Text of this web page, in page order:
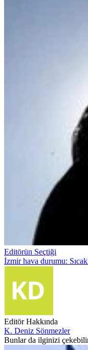
Editörün Seçtiği
İzmir hava durumu:
Editör Hakkında
K. Deniz Sönmezler
Bunlar da ilginizi